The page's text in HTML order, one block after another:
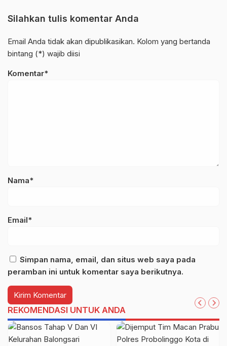
Silahkan tulis komentar Anda
Email Anda tidak akan dipublikasikan. Kolom yang bertanda
bintang (*) wajib diisi
Komentar*
Nama*
Email*
Simpan nama, email, dan situs web saya pada
peramban ini untuk komentar saya berikutnya.
REKOMENDASI UNTUK ANDA